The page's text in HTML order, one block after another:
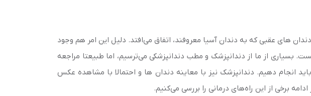
های عقبی که به دندان آسیا معروفند، اتفاق می‌افتد. دلیل این امر هم وجود
بسیاری از ما از دندانپزشک و مطب دندانپزشکی می‌ترسیم، اما طبیعتا مراجعه
انجام دهیم. دندانپزشک نیز با معاینه دندان ها و احتمالا با مشاهده عکس
برخی از این راه‌های درمانی را بررسی می‌کنیم.